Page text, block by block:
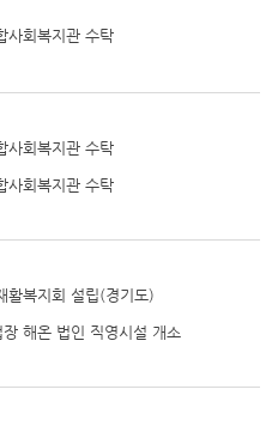
사회복지관 수탁
사회복지관 수탁
사회복지관 수탁
활복지회 설립(경기도)
장 해온 법인 직영시설 개소